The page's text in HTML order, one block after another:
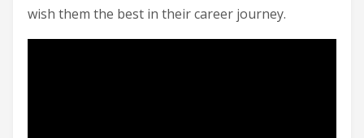
wish them the best in their career journey.